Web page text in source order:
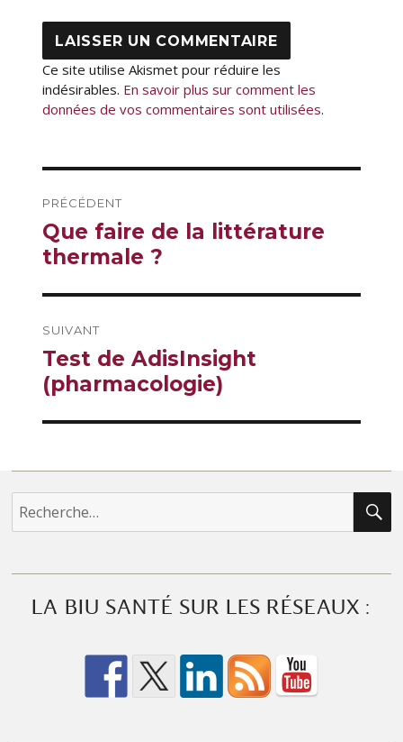
Ce site utilise Akismet pour réduire les
indésirables. En savoir plus sur comment les
données de vos commentaires sont utilisées.
de
l’article
PRÉCÉDENT
Publication
précédente :
Que faire de la littérature
thermale ?
SUIVANT
Publication
suivante :
Test de AdisInsight
(pharmacologie)
pour :
LA BIU SANTÉ SUR LES RÉSEAUX :